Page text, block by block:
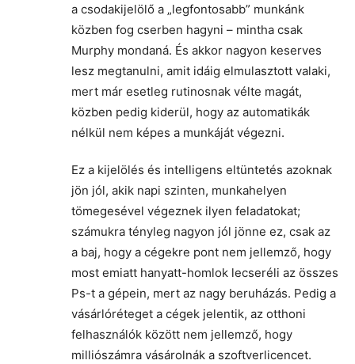
a csodakijelölő a „legfontosabb” munkánk
közben fog cserben hagyni – mintha csak
Murphy mondaná. És akkor nagyon keserves
lesz megtanulni, amit idáig elmulasztott valaki,
mert már esetleg rutinosnak vélte magát,
közben pedig kiderül, hogy az automatikák
nélkül nem képes a munkáját végezni.
Ez a kijelölés és intelligens eltüntetés azoknak
jön jól, akik napi szinten, munkahelyen
tömegesével végeznek ilyen feladatokat;
számukra tényleg nagyon jól jönne ez, csak az
a baj, hogy a cégekre pont nem jellemző, hogy
most emiatt hanyatt-homlok lecseréli az összes
Ps-t a gépein, mert az nagy beruházás. Pedig a
vásárlóréteget a cégek jelentik, az otthoni
felhasználók között nem jellemző, hogy
milliószámra vásárolnák a szoftverlicencet.